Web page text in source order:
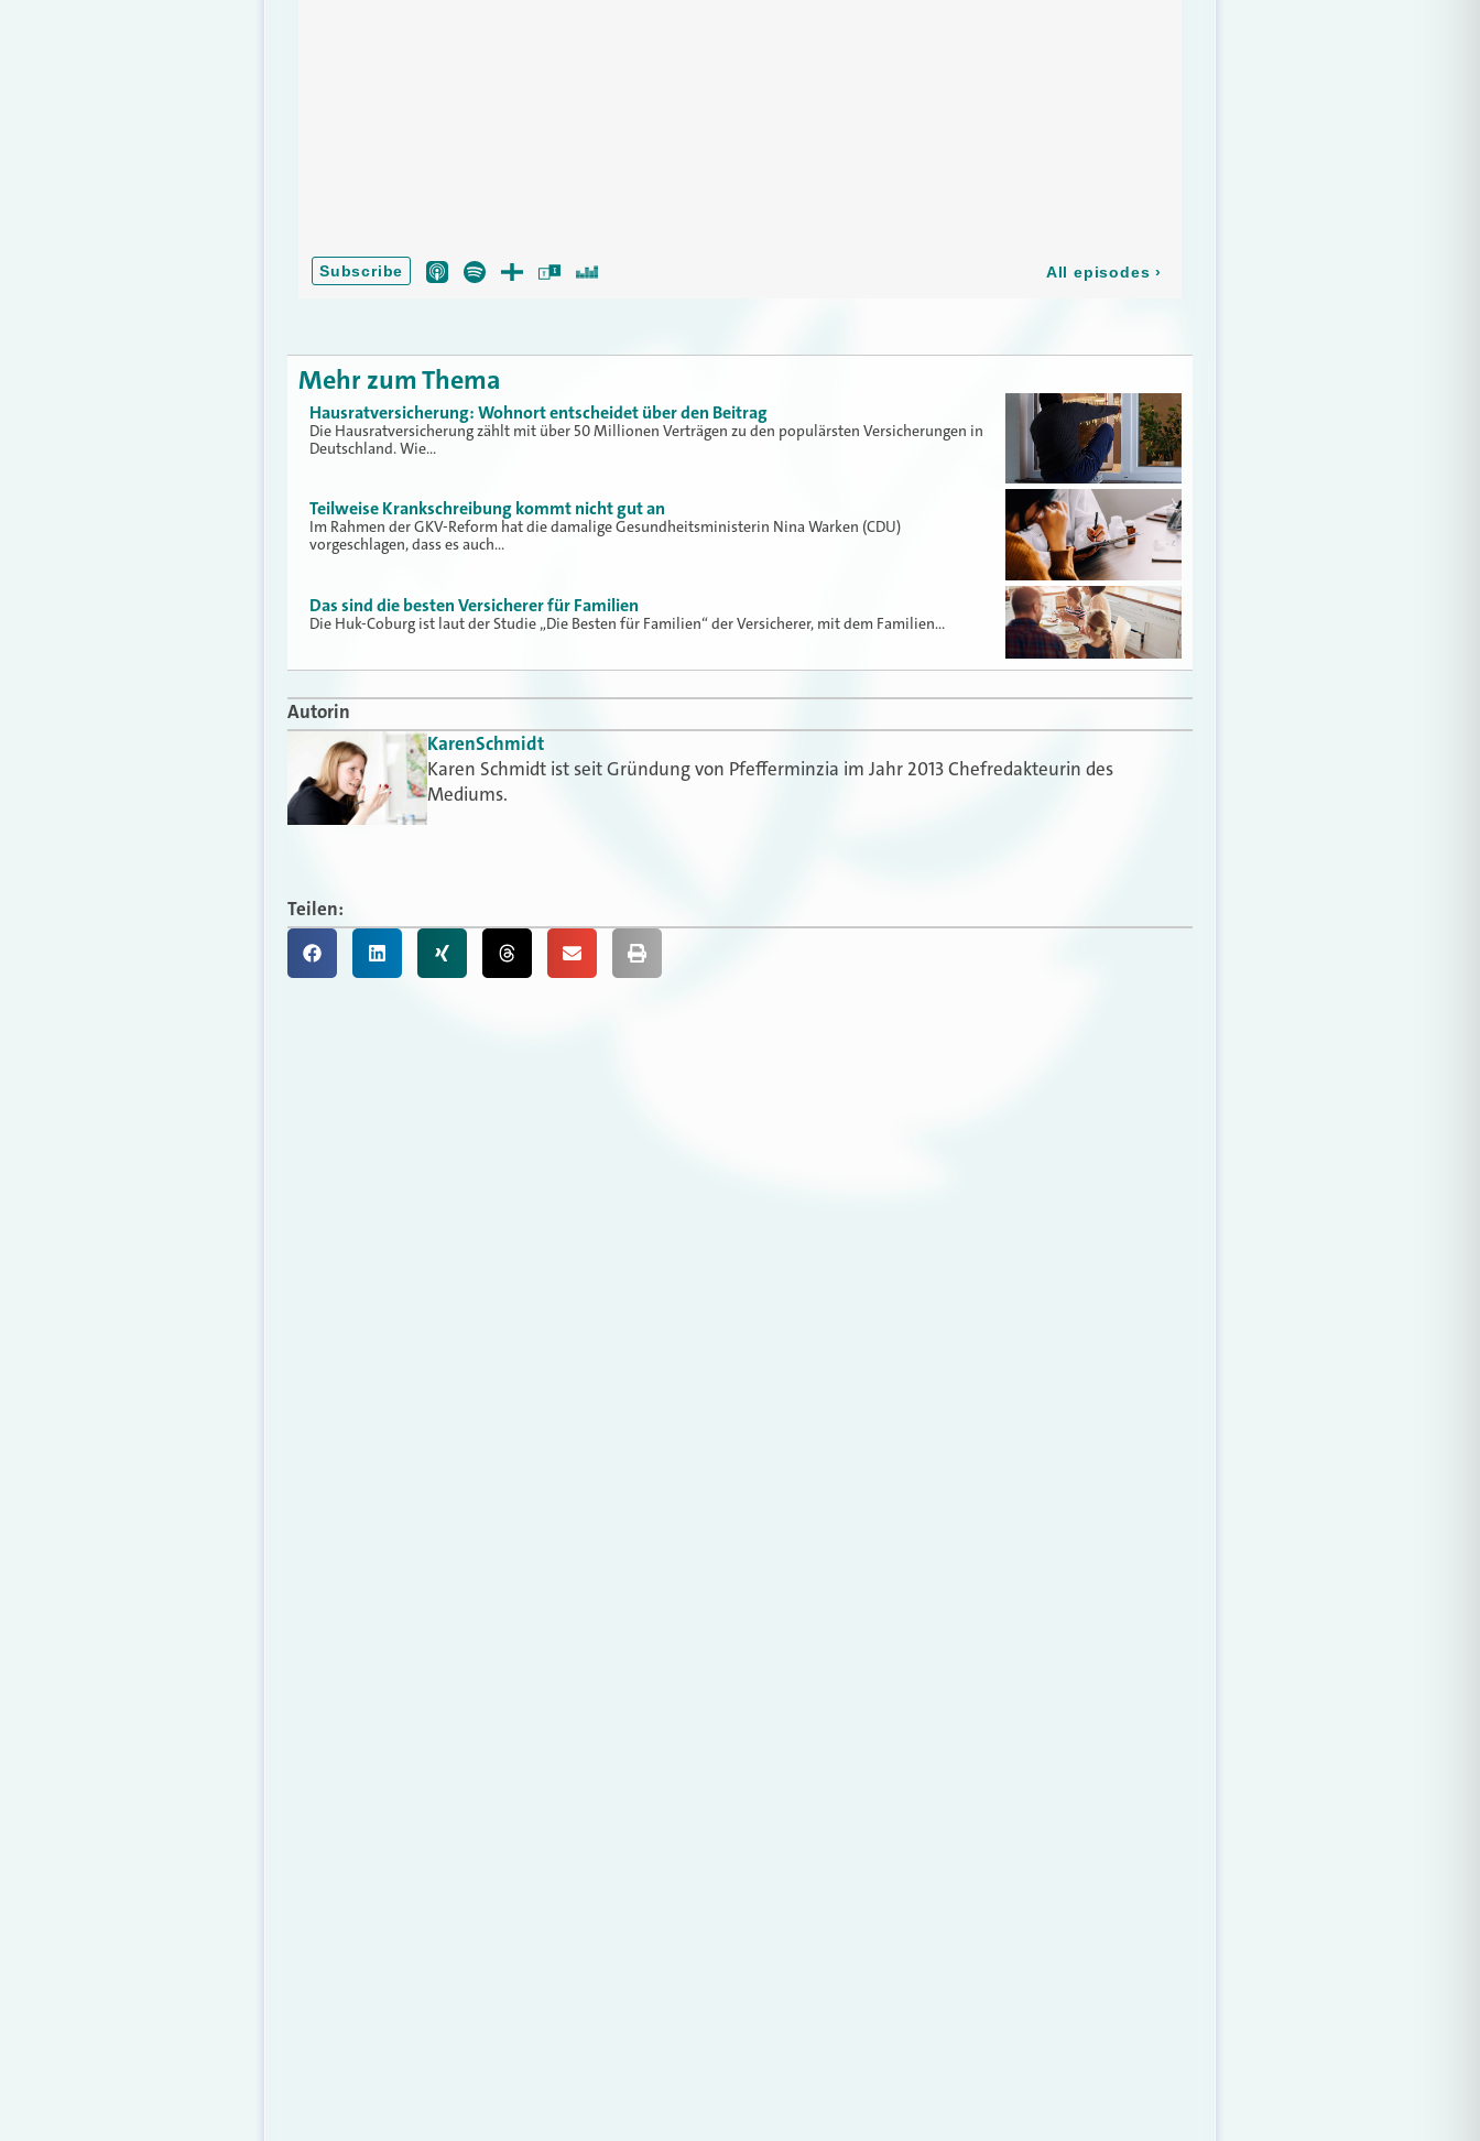
Mehr zum Thema
Hausratversicherung: Wohnort entscheidet über den Beitrag
Die Hausratversicherung zählt mit über 50 Millionen Verträgen zu den populärsten Versicherungen in
Deutschland. Wie…
Teilweise Krankschreibung kommt nicht gut an
Im Rahmen der GKV-Reform hat die damalige Gesundheitsministerin Nina Warken (CDU)
vorgeschlagen, dass es auch…
Das sind die besten Versicherer für Familien
Die Huk-Coburg ist laut der Studie „Die Besten für Familien“ der Versicherer, mit dem Familien…
Autorin
KarenSchmidt
Karen Schmidt ist seit Gründung von Pfefferminzia im Jahr 2013 Chefredakteurin des
Mediums.
Teilen: